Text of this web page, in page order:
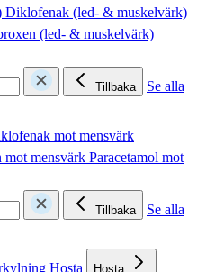
Diklofenak (led- & muskelvärk)
(led- & muskelvärk)
Tillbaka
Se alla
mot mensvärk
mot mensvärk Paracetamol mot
Tillbaka
Se alla
Hosta Hosta